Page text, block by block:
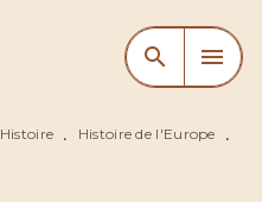
CONTENU
search menu
Histoire • Histoire de l'Europe
•